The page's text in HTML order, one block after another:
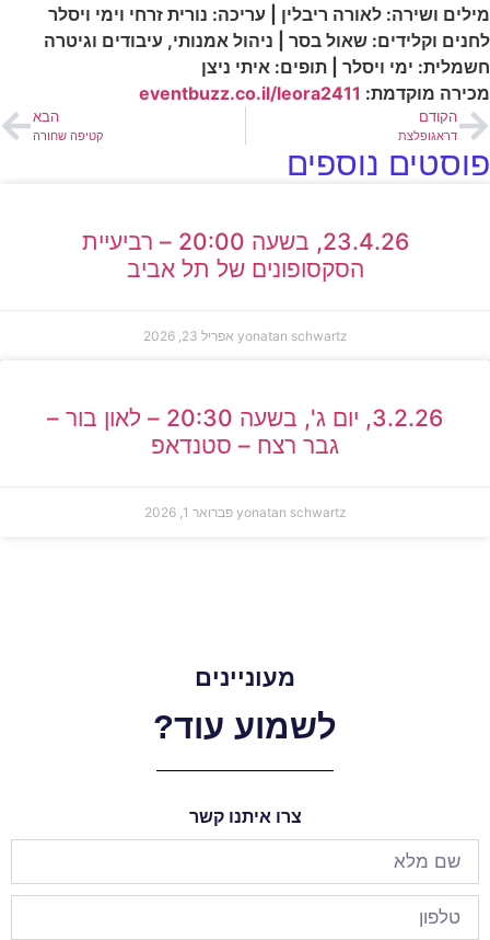
מילים ושירה: לאורה ריבלין | עריכה: נורית זרחי וימי ויסלר
לחנים וקלידים: שאול בסר | ניהול אמנותי, עיבודים וגיטרה
חשמלית: ימי ויסלר | תופים: איתי ניצן
מכירה מוקדמת: eventbuzz.co.il/leora2411
הקודם
דראגופלצת
הבא
קטיפה שחורה
פוסטים נוספים
23.4.26, בשעה 20:00 – רביעיית
הסקסופונים של תל אביב
yonatan schwartz אפריל 23, 2026
3.2.26, יום ג', בשעה 20:30 – לאון בור –
גבר רצח – סטנדאפ
yonatan schwartz פברואר 1, 2026
מעוניינים
לשמוע עוד?
צרו איתנו קשר